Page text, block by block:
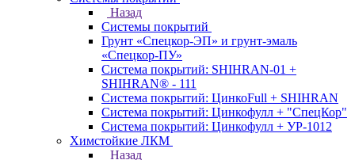
Назад
Системы покрытий
Грунт «Спецкор-ЭП» и грунт-эмаль
«Спецкор-ПУ»
Система покрытий: SHIHRAN-01 +
SHIHRAN® - 111
Система покрытий: ЦинкоFull + SHIHRAN
Система покрытий: Цинкофулл + "СпецКор"
Система покрытий: Цинкофулл + УР-1012
Химстойкие ЛКМ
Назад